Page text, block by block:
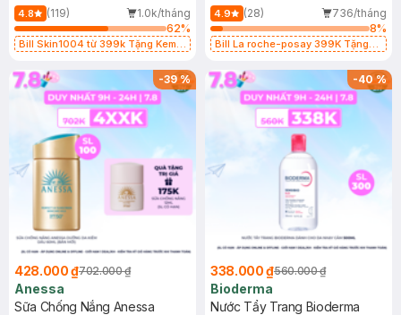
50ml
4.8 (119)
1.0k/tháng
62%
Bill Skin1004 từ 399k Tặng Kem
SPF 50+ 20ml (SL Có Hạn)
Kiềm Dầu 50ml
4.9 (28)
736/tháng
8%
Bill La roche-posay 399K Tặng
(SL có hạn)
-39%
428.000 ₫702.000 ₫
Anessa
Sữa Chống Nắng Anessa
-40%
338.000 ₫560.000 ₫
Bioderma
Nước Tẩy Trang Bioderma